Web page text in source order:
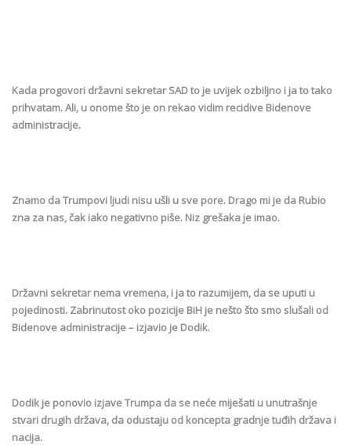
Kada progovori državni sekretar SAD to je uvijek ozbiljno i ja to tako
prihvatam. Ali, u onome što je on rekao vidim recidive Bidenove
administracije.
Znamo da Trumpovi ljudi nisu ušli u sve pore. Drago mi je da Rubio
zna za nas, čak iako negativno piše. Niz grešaka je imao.
Državni sekretar nema vremena, i ja to razumijem, da se uputi u
pojedinosti. Zabrinutost oko pozicije BiH je nešto što smo slušali od
Bidenove administracije – izjavio je Dodik.
Dodik je ponovio izjave Trumpa da se neće miješati u unutrašnje
stvari drugih država, da odustaju od koncepta gradnje tuđih država i
nacija.